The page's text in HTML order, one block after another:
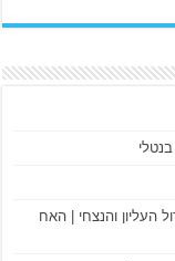
– ישוע הכהן הגדול העליון והנצחי | האח